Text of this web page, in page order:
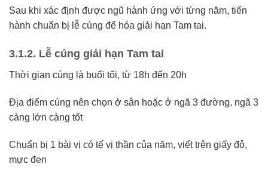
Sau khi xác định được ngũ hành ứng với từng năm, tiến
hành chuẩn bị lễ cúng để hóa giải hạn Tam tai.
3.1.2. Lễ cúng giải hạn Tam tai
Thời gian cúng là buổi tối, từ 18h đến 20h
Địa điểm cúng nên chọn ở sân hoặc ở ngã 3 đường, ngã 3
càng lớn càng tốt
Chuẩn bị 1 bài vị có tế vị thần của năm, viết trên giấy đỏ,
mực đen